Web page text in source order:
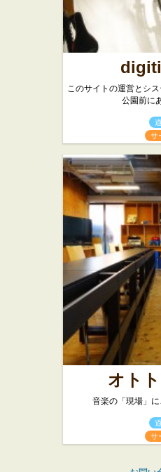
このサイトの運営とシ
公園前に
サ
オト
音楽の「現場」
サ